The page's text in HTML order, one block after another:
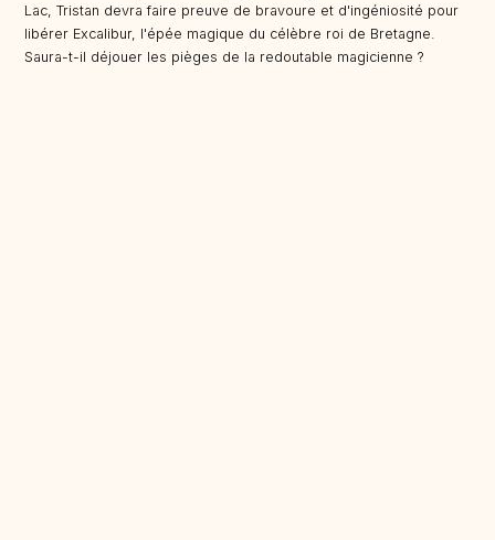
Lac, Tristan devra faire preuve de bravoure et d'ingéniosité pour
libérer Excalibur, l'épée magique du célèbre roi de Bretagne.
Saura-t-il déjouer les pièges de la redoutable magicienne ?